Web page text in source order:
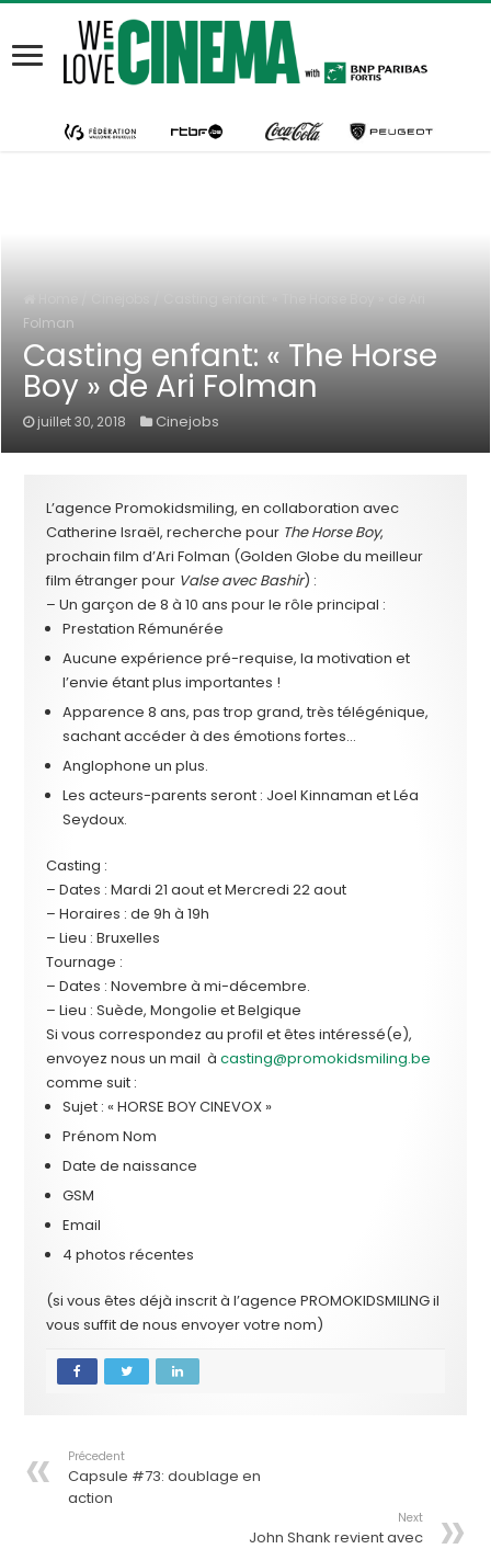
Folman
Casting enfant: « The Horse
Boy » de Ari Folman
juillet 30, 2018 Cinejobs
L’agence Promokidsmiling, en collaboration avec
Catherine Israël, recherche pour The Horse Boy,
prochain film d’Ari Folman (Golden Globe du meilleur
film étranger pour Valse avec Bashir) :
– Un garçon de 8 à 10 ans pour le rôle principal :
Prestation Rémunérée
Aucune expérience pré-requise, la motivation et
l’envie étant plus importantes !
Apparence 8 ans, pas trop grand, très télégénique,
sachant accéder à des émotions fortes…
Anglophone un plus.
Les acteurs-parents seront : Joel Kinnaman et Léa
Seydoux.
Casting :
– Dates : Mardi 21 aout et Mercredi 22 aout
– Horaires : de 9h à 19h
– Lieu : Bruxelles
Tournage :
– Dates : Novembre à mi-décembre.
– Lieu : Suède, Mongolie et Belgique
Si vous correspondez au profil et êtes intéressé(e),
envoyez nous un mail àcasting@promokidsmiling.be
comme suit :
Sujet : « HORSE BOY CINEVOX »
Prénom Nom
Date de naissance
GSM
Email
4 photos récentes
(si vous êtes déjà inscrit à l’agence PROMOKIDSMILING il
vous suffit de nous envoyer votre nom)
Précedent
Capsule #73: doublage en
action
Next
John Shank revient avec